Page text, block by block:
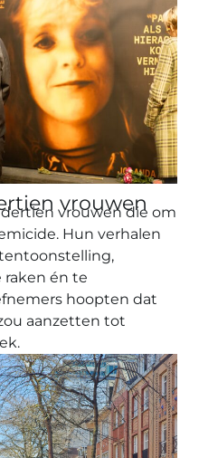
vrouwen
vrouwen die om
Hun verhalen
raken én te
hoopten dat
aanzetten tot